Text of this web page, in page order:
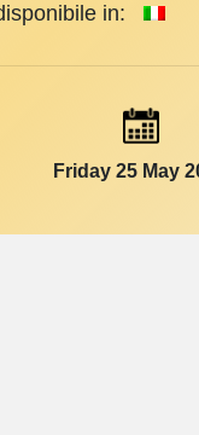
in:
Friday 25 May